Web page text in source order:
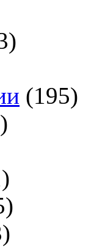
(195)